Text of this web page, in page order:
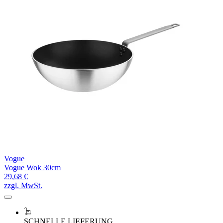
Vogue
Vogue Wok 30cm
29,68 €
zzgl. MwSt.
SCHNELLE LIEFERUNG